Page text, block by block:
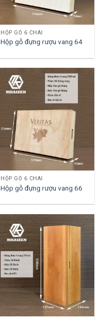
HỘP GỖ 6 CHAI
Hộp gỗ đựng rượu vang 64
HỘP GỖ 6 CHAI
Hộp gỗ đựng rượu vang 66